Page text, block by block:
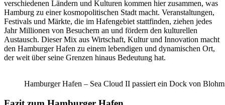
verschiedenen Ländern und Kulturen kommen hier zusammen, was
Hamburg zu einer kosmopolitischen Stadt macht. Veranstaltungen,
Festivals und Märkte, die im Hafengebiet stattfinden, ziehen jedes
Jahr Millionen von Besuchern an und fördern den kulturellen
Austausch. Dieser Mix aus Wirtschaft, Kultur und Innovation macht
den Hamburger Hafen zu einem lebendigen und dynamischen Ort,
der weit über seine Grenzen hinaus Bedeutung hat.
Hamburger Hafen – Sea Cloud II passiert ein Dock von